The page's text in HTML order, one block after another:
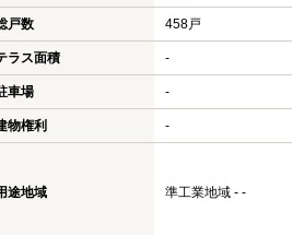
戸数 458戸
ラス面積 -
車場 -
物権利 -
途地域 準工業地域 - -